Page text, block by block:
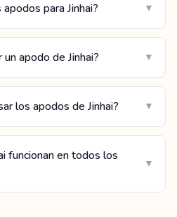
para Jinhai? ▼
un apodo de Jinhai? ▼
los apodos de Jinhai? ▼
funcionan en todos los
▼